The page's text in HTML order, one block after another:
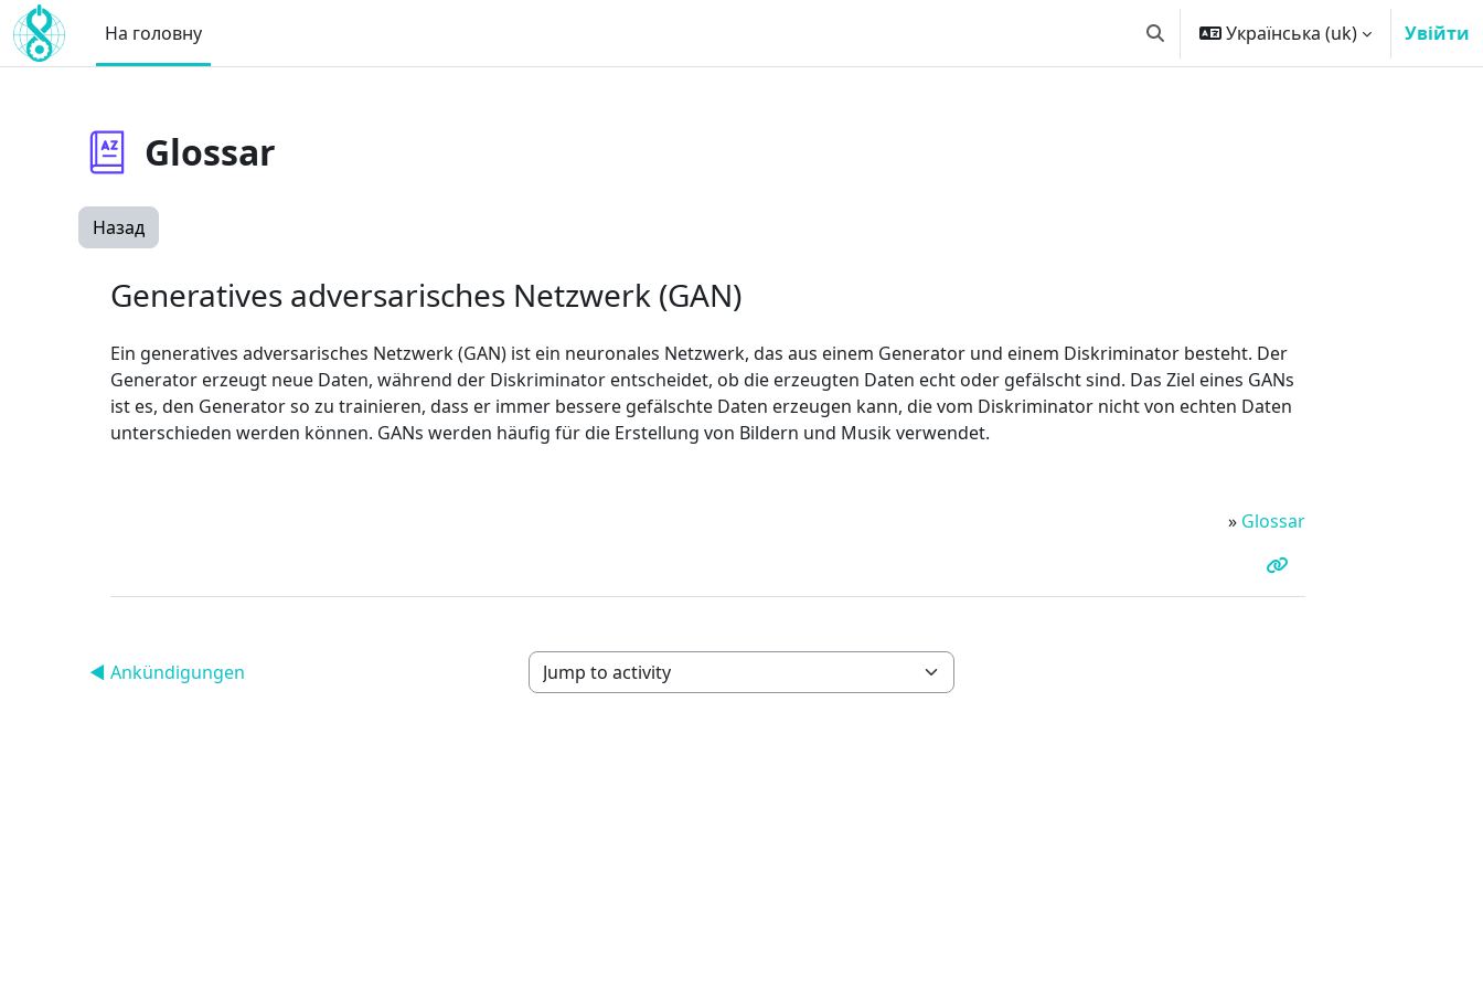
Перейти до головного вмісту
На головну
Переключити введення пошуку
Українська ‎(uk)‎ Увійти
Glossar
Назад
Generatives adversarisches Netzwerk (GAN)
Ein generatives adversarisches Netzwerk (GAN) ist ein neuronales Netzwerk, das aus einem Generator und einem Diskriminator besteht. Der
Generator erzeugt neue Daten, während der Diskriminator entscheidet, ob die erzeugten Daten echt oder gefälscht sind. Das Ziel eines GANs
ist es, den Generator so zu trainieren, dass er immer bessere gefälschte Daten erzeugen kann, die vom Diskriminator nicht von echten Daten
unterschieden werden können. GANs werden häufig für die Erstellung von Bildern und Musik verwendet.
» Glossar
◀︎ Ankündigungen Jump to activity